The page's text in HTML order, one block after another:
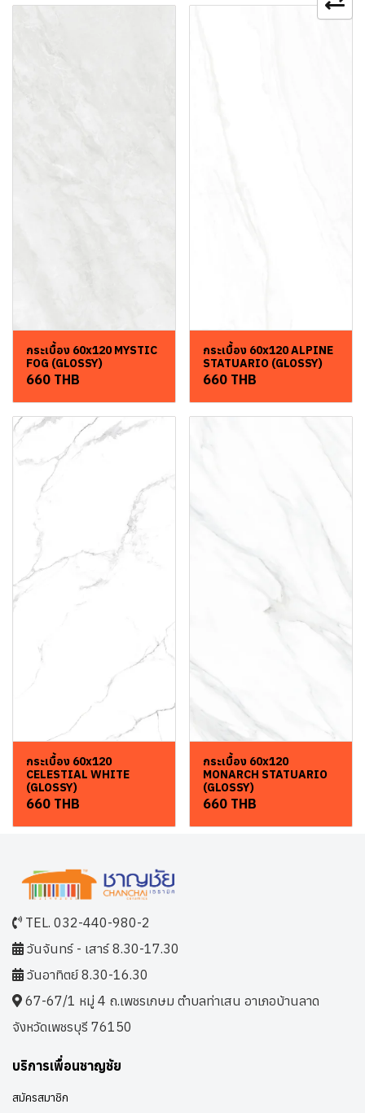
กระเบื้อง 60x120 MYSTIC
FOG (GLOSSY)
660 THB
กระเบื้อง 60x120 ALPINE
STATUARIO (GLOSSY)
660 THB
กระเบื้อง 60x120
CELESTIAL WHITE
(GLOSSY)
660 THB
กระเบื้อง 60x120
MONARCH STATUARIO
(GLOSSY)
660 THB
TEL. 032-440-980-2
วันจันทร์ - เสาร์ 8.30-17.30
วันอาทิตย์ 8.30-16.30
67-67/1 หมู่ 4 ถ.เพชรเกษม ตำบลท่าเสน อาเภอบ้านลาด
จังหวัดเพชรบุรี 76150
บริการเพื่อนชาญชัย
สมัครสมาชิก